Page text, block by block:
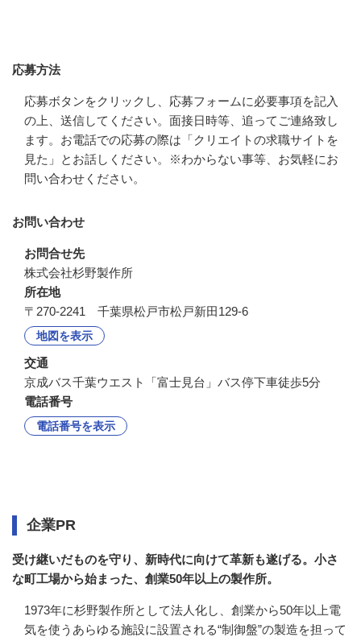
応募方法
応募ボタンをクリックし、応募フォームに必要事項を記入
の上、送信してください。面接日時等、追ってご連絡致し
ます。お電話での応募の際は「クリエイトの求職サイトを
見た」とお話しください。※わからない事等、お気軽にお
問い合わせください。
お問い合わせ
お問合せ先
株式会社杉野製作所
所在地
〒270-2241 千葉県松戸市松戸新田129-6
地図を表示
交通
京成バス千葉ウエスト「富士見台」バス停下車徒歩5分
電話番号
電話番号を表示
企業PR
受け継いだものを守り、新時代に向けて革新も遂げる。小さ
な町工場から始まった、創業50年以上の製作所。
1973年に杉野製作所として法人化し、創業から50年以上電
気を使うあらゆる施設に設置される“制御盤”の製造を担って